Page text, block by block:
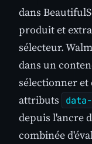
dans
produit et
sélecteur.
dans un
sélectionner et
attributs
depuis l'ancre
combinée